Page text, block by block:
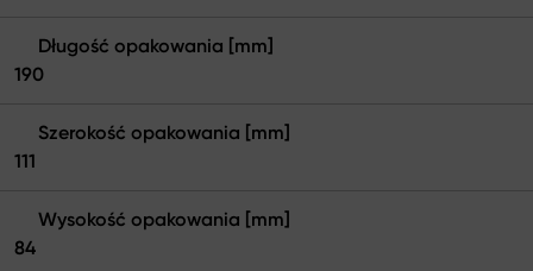
Długość opakowania [mm]
190
Szerokość opakowania [mm]
111
Wysokość opakowania [mm]
84